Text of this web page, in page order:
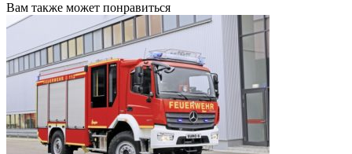
Вам также может понравиться